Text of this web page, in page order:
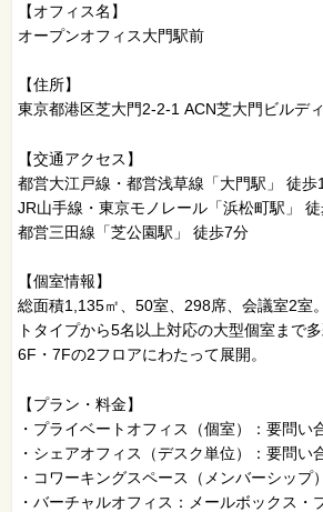
【オフィス名】
オープンオフィス大門駅前
【住所】
東京都港区芝大門2-2-1 ACN芝大門ビルデ
【交通アクセス】
都営大江戸線・都営浅草線「大門駅」 徒歩
JR山手線・東京モノレール「浜松町駅」
都営三田線「芝公園駅」 徒歩7分
【個室情報】
総面積1,135㎡、50室、298席、会議室2室
トタイプから5名以上対応の大型個室まで多
6F・7Fの2フロアにわたって展開。
【プラン・料金】
・プライベートオフィス（個室）：要問い
・シェアオフィス（デスク単位）：要問い
・コワーキングスペース（メンバーシップ
・バーチャルオフィス：メールボックス・